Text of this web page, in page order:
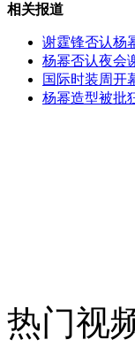
菲向黄岩岛增
相关报道
谢霆锋否认杨
杨幂否认夜会
国际时装周开
杨幂造型被批
热门视